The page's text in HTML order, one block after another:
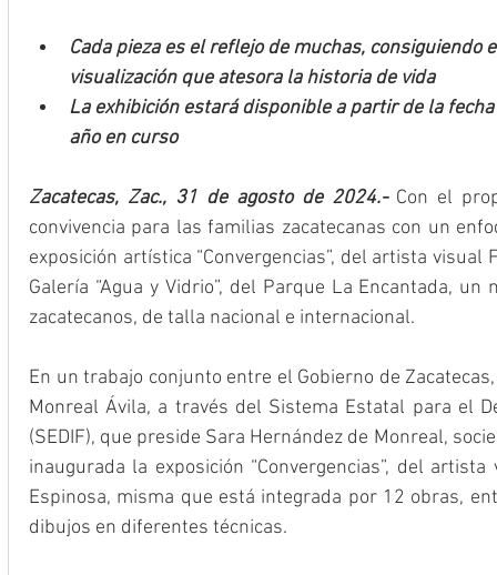
Cada pieza es el reflejo de muchas, consiguiendo
visualización que atesora la historia de vida
La exhibición estará disponible a partir de la
año en curso
Zacatecas, Zac., 31 de agosto de 2024.- Con el
convivencia para las familias zacatecanas con un
exposición artística “Convergencias”, del artista visual
Galería “Agua y Vidrio”, del Parque La Encantada,
zacatecanos, de talla nacional e internacional.
En un trabajo conjunto entre el Gobierno de
Monreal Ávila, a través del Sistema Estatal para el
(SEDIF), que preside Sara Hernández de Monreal,
inaugurada la exposición “Convergencias”, del
Espinosa, misma que está integrada por 12 obras,
dibujos en diferentes técnicas.